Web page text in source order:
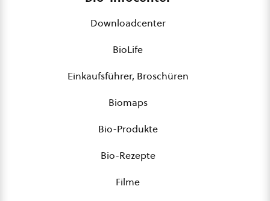
Downloadcenter
BioLife
Einkaufsführer, Broschüren
Biomaps
Bio-Produkte
Bio-Rezepte
Filme